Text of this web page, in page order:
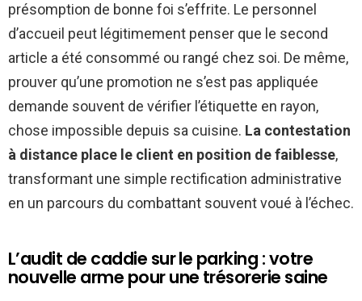
présomption de bonne foi s’effrite. Le personnel
d’accueil peut légitimement penser que le second
article a été consommé ou rangé chez soi. De même,
prouver qu’une promotion ne s’est pas appliquée
demande souvent de vérifier l’étiquette en rayon,
chose impossible depuis sa cuisine. La contestation
à distance place le client en position de faiblesse,
transformant une simple rectification administrative
en un parcours du combattant souvent voué à l’échec.
L’audit de caddie sur le parking : votre
nouvelle arme pour une trésorerie saine